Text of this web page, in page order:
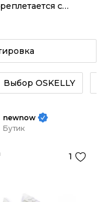
с
DIOR
доставкой
тоже! Винтажные
из новых
или в приложении
Выбор OSKELLY
newnow
Бутик
1